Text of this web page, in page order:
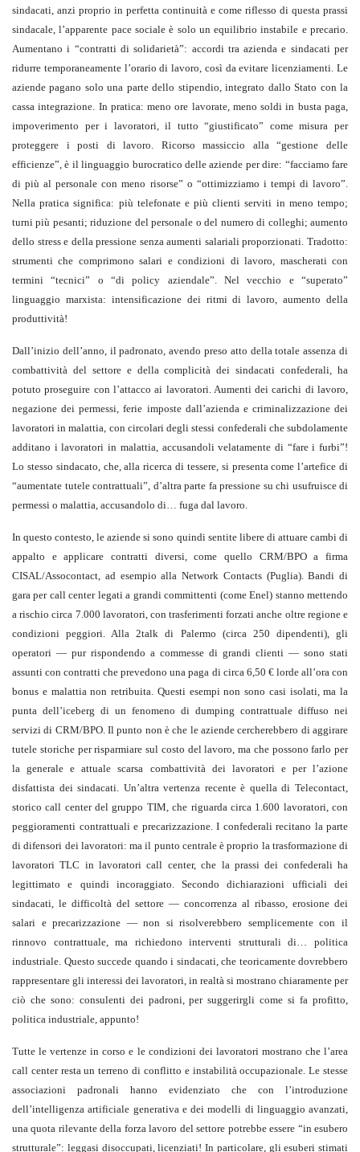
sindacati, anzi proprio in perfetta continuità e come riflesso di questa prassi
sindacale, l’apparente pace sociale è solo un equilibrio instabile e precario.
Aumentano i “contratti di solidarietà”: accordi tra azienda e sindacati per
ridurre temporaneamente l’orario di lavoro, così da evitare licenziamenti. Le
aziende pagano solo una parte dello stipendio, integrato dallo Stato con la
cassa integrazione. In pratica: meno ore lavorate, meno soldi in busta paga,
impoverimento per i lavoratori, il tutto “giustificato” come misura per
proteggere i posti di lavoro. Ricorso massiccio alla “gestione delle
efficienze”, è il linguaggio burocratico delle aziende per dire: “facciamo fare
di più al personale con meno risorse” o “ottimizziamo i tempi di lavoro”.
Nella pratica significa: più telefonate e più clienti serviti in meno tempo;
turni più pesanti; riduzione del personale o del numero di colleghi; aumento
dello stress e della pressione senza aumenti salariali proporzionati. Tradotto:
strumenti che comprimono salari e condizioni di lavoro, mascherati con
termini “tecnici” o “di policy aziendale”. Nel vecchio e “superato”
linguaggio marxista: intensificazione dei ritmi di lavoro, aumento della
produttività!
Dall’inizio dell’anno, il padronato, avendo preso atto della totale assenza di
combattività del settore e della complicità dei sindacati confederali, ha
potuto proseguire con l’attacco ai lavoratori. Aumenti dei carichi di lavoro,
negazione dei permessi, ferie imposte dall’azienda e criminalizzazione dei
lavoratori in malattia, con circolari degli stessi confederali che subdolamente
additano i lavoratori in malattia, accusandoli velatamente di “fare i furbi”!
Lo stesso sindacato, che, alla ricerca di tessere, si presenta come l’artefice di
“aumentate tutele contrattuali”, d’altra parte fa pressione su chi usufruisce di
permessi o malattia, accusandolo di… fuga dal lavoro.
In questo contesto, le aziende si sono quindi sentite libere di attuare cambi di
appalto e applicare contratti diversi, come quello CRM/BPO a firma
CISAL/Assocontact, ad esempio alla Network Contacts (Puglia). Bandi di
gara per call center legati a grandi committenti (come Enel) stanno mettendo
a rischio circa 7.000 lavoratori, con trasferimenti forzati anche oltre regione e
condizioni peggiori. Alla 2talk di Palermo (circa 250 dipendenti), gli
operatori — pur rispondendo a commesse di grandi clienti — sono stati
assunti con contratti che prevedono una paga di circa 6,50 € lorde all’ora con
bonus e malattia non retribuita. Questi esempi non sono casi isolati, ma la
punta dell’iceberg di un fenomeno di dumping contrattuale diffuso nei
servizi di CRM/BPO. Il punto non è che le aziende cercherebbero di aggirare
tutele storiche per risparmiare sul costo del lavoro, ma che possono farlo per
la generale e attuale scarsa combattività dei lavoratori e per l’azione
disfattista dei sindacati. Un’altra vertenza recente è quella di Telecontact,
storico call center del gruppo TIM, che riguarda circa 1.600 lavoratori, con
peggioramenti contrattuali e precarizzazione. I confederali recitano la parte
di difensori dei lavoratori: ma il punto centrale è proprio la trasformazione di
lavoratori TLC in lavoratori call center, che la prassi dei confederali ha
legittimato e quindi incoraggiato. Secondo dichiarazioni ufficiali dei
sindacati, le difficoltà del settore — concorrenza al ribasso, erosione dei
salari e precarizzazione — non si risolverebbero semplicemente con il
rinnovo contrattuale, ma richiedono interventi strutturali di… politica
industriale. Questo succede quando i sindacati, che teoricamente dovrebbero
rappresentare gli interessi dei lavoratori, in realtà si mostrano chiaramente per
ciò che sono: consulenti dei padroni, per suggerirgli come si fa profitto,
politica industriale, appunto!
Tutte le vertenze in corso e le condizioni dei lavoratori mostrano che l’area
call center resta un terreno di conflitto e instabilità occupazionale. Le stesse
associazioni padronali hanno evidenziato che con l’introduzione
dell’intelligenza artificiale generativa e dei modelli di linguaggio avanzati,
una quota rilevante della forza lavoro del settore potrebbe essere “in esubero
strutturale”: leggasi disoccupati, licenziati! In particolare, gli esuberi stimati